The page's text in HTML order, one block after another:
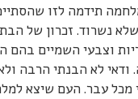
תידמה לזו
נשרוד. זכרון של
וצבעי השמיים בהם
לא הבנתי הרבה
מכל עבר. העם שיצא